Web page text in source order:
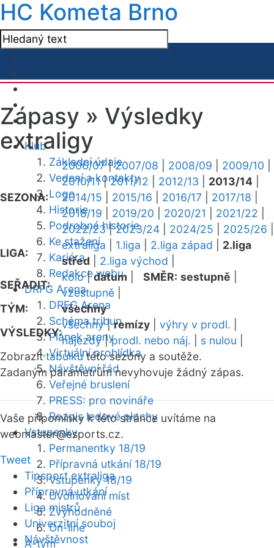
HC Kometa Brno
Klub
Základní údaje
Vedení a kontakty
Logo
Historie
Podrobná historie
Ke stažení
Kariéra
Redakce webu
DRFG Arena
DRFG Arena
Schéma tribun
Plánek areny
Virtuální prohlídka
Návštěvní řád
Veřejné bruslení
PRESS: pro novináře
Rozpis ledové plochy
Vstupenky
Permanentky 18/19
Přípravná utkání 18/19
Vstupenky 18/19
Uvolňování míst
Zvýhodněné
On-line
A-tým
Zápasy » Výsledky
extraligy
SEZONA:
2006/07|2007/08 2008/09 2009/10
2010/11|2011/12 2012/13 2013/14
2014/15
2015/16 2016/17 2017/18
2018/19
2019/20 2020/21 2021/22
2022/23|2023/24 2024/25 2025/26
LIGA:
extraliga 1.liga 2.liga západ
2.liga
střed
2.liga východ
SEŘADIT:
kolo|datum SMĚR: sestupně
vzestupně
TÝM:
všechny
VÝSLEDKY:
všechny|remízy výhry v prodl.
nájezdy|prodl. nebo náj. s nulou
Zobrazittabulkutéto sezóny a soutěže.
Zadaným parametrům nevyhovuje žádný zápas.
Vaše připomínky k této stránce uvítáme na
webmaster@esports.cz.
Tweet
Tipsport extraliga
Přípravná utkání
Liga mistrů
Univerzitní souboj
Návštěvnost